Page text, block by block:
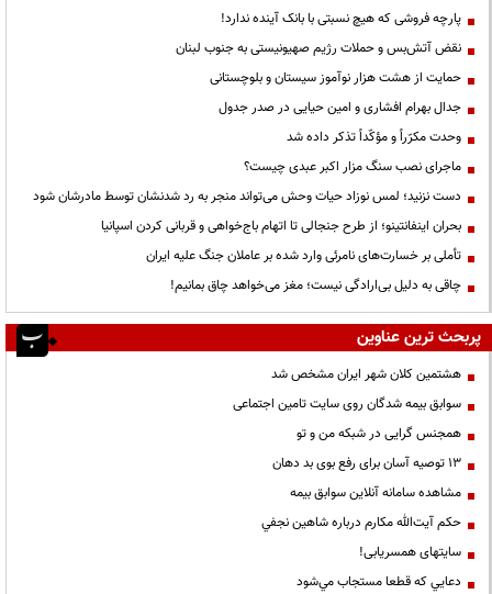
پارچه فروشی که هیچ نسبتی با بانک آینده ندارد!
نقض آتش‌بس و حملات رژیم صهیونیستی به جنوب لبنان
حمایت از هشت هزار نوآموز سیستان و بلوچستانی
جدال بهرام افشاری و امین حیایی در صدر جدول
وحدت مکرّراً و مؤکّداً تذکر داده شد
ماجرای نصب سنگ مزار اکبر عبدی چیست؟
دست نزنید؛ لمس نوزاد حیات وحش می‌تواند منجر به رد شدنشان توسط مادرشان شود
بحران اینفانتینو؛ از طرح جنجالی تا اتهام باج‌خواهی و قربانی کردن اسپانیا
تأملی بر خسارت‌های نامرئی وارد شده بر عاملان جنگ علیه ایران
چاقی به دلیل بی‌ارادگی نیست؛ مغز می‌خواهد چاق بمانیم!
پربحث ترین عناوین
هشتمین کلان شهر ایران مشخص شد
سوابق بیمه شدگان روی سایت تامین اجتماعی
همجنس گرایی در شبکه من و تو
13 توصیه آسان برای رفع بوی بد دهان
مشاهده سامانه آنلاين سوابق بیمه
حكم آيت‌الله مكارم درباره شاهين نجفي
سایتهای همسریابی!
دعايي كه قطعا مستجاب مي‌شود